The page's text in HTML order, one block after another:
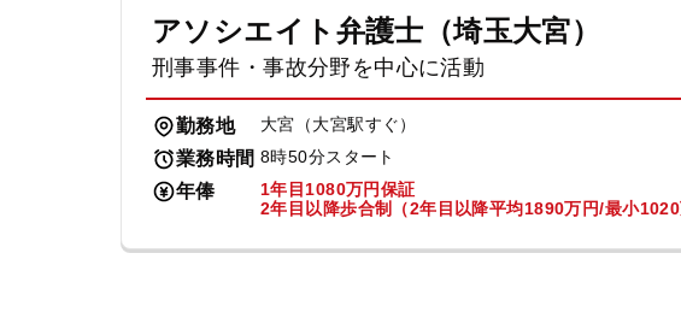
アソシエイト弁護士（埼玉大宮）
刑事事件・事故分野を中心に活動
勤務地 大宮（大宮駅すぐ）
業務時間 8時50分スタート
年俸
1年目1080万円保証
2年目以降歩合制（2年目以降平均1890万円/最小1020